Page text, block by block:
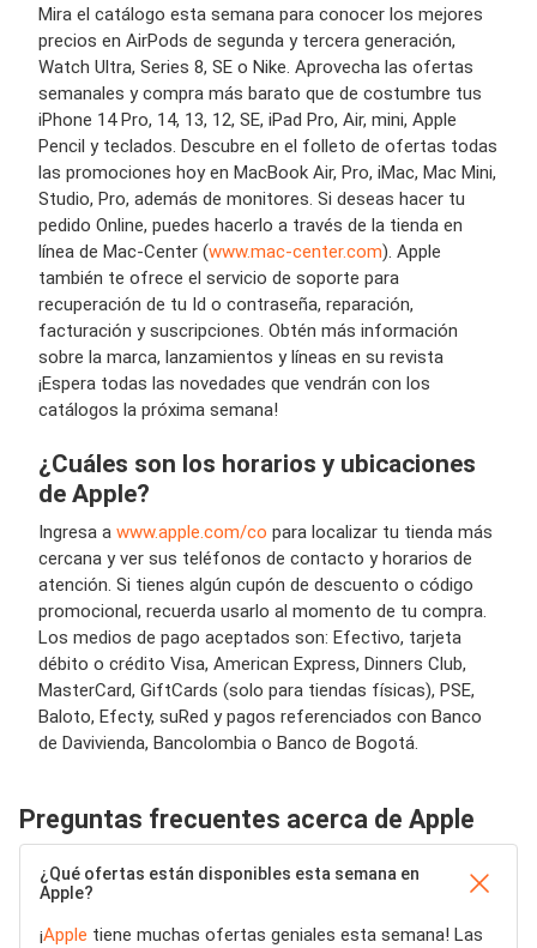
Mira el catálogo esta semana para conocer los mejores
precios en AirPods de segunda y tercera generación,
Watch Ultra, Series 8, SE o Nike. Aprovecha las ofertas
semanales y compra más barato que de costumbre tus
iPhone 14 Pro, 14, 13, 12, SE, iPad Pro, Air, mini, Apple
Pencil y teclados. Descubre en el folleto de ofertas todas
las promociones hoy en MacBook Air, Pro, iMac, Mac Mini,
Studio, Pro, además de monitores. Si deseas hacer tu
pedido Online, puedes hacerlo a través de la tienda en
línea de Mac-Center (www.mac-center.com). Apple
también te ofrece el servicio de soporte para
recuperación de tu Id o contraseña, reparación,
facturación y suscripciones. Obtén más información
sobre la marca, lanzamientos y líneas en su revista
¡Espera todas las novedades que vendrán con los
catálogos la próxima semana!
¿Cuáles son los horarios y ubicaciones
de Apple?
Ingresa a www.apple.com/co para localizar tu tienda más
cercana y ver sus teléfonos de contacto y horarios de
atención. Si tienes algún cupón de descuento o código
promocional, recuerda usarlo al momento de tu compra.
Los medios de pago aceptados son: Efectivo, tarjeta
débito o crédito Visa, American Express, Dinners Club,
MasterCard, GiftCards (solo para tiendas físicas), PSE,
Baloto, Efecty, suRed y pagos referenciados con Banco
de Davivienda, Bancolombia o Banco de Bogotá.
Preguntas frecuentes acerca de Apple
¿Qué ofertas están disponibles esta semana en
Apple?
¡Apple tiene muchas ofertas geniales esta semana! Las